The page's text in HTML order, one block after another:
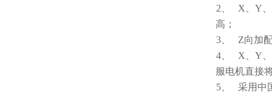
2、
X、 Y
高；
3、
Z向加
4、
X、 Y
服电机直接
5、
采用中